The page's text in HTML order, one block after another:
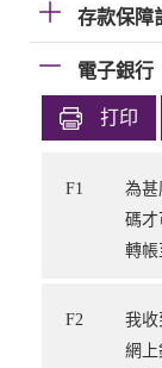
存款保障
電子銀行
打印
F1
為甚
碼才
轉帳
F2
我收
網上